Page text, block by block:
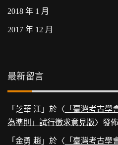
2018 年 1 月
2017 年 12 月
最新留言
「 芝華 江 」於〈 「臺灣考古學
為準則」試行徵求意見版〉發
「 金勇 趙 」於〈 「臺灣考古學